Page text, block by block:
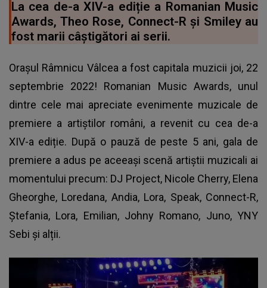
La cea de-a XIV-a ediție a Romanian Music
Awards, Theo Rose, Connect-R și Smiley au
fost marii câștigători ai serii.
Orașul Râmnicu Vâlcea a fost capitala muzicii joi, 22
septembrie 2022! Romanian Music Awards, unul
dintre cele mai apreciate evenimente muzicale de
premiere a artiștilor români, a revenit cu cea de-a
XIV-a ediție. După o pauză de peste 5 ani, gala de
premiere a adus pe aceeași scenă artiștii muzicali ai
momentului precum: DJ Project, Nicole Cherry, Elena
Gheorghe, Loredana, Andia, Lora, Speak, Connect-R,
Ștefania, Lora, Emilian, Johny Romano, Juno, YNY
Sebi și alții.